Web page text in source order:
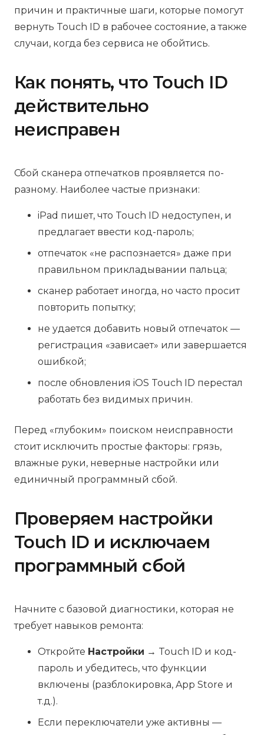
причин и практичные шаги, которые помогут
вернуть Touch ID в рабочее состояние, а также
случаи, когда без сервиса не обойтись.
Как понять, что Touch ID
действительно
неисправен
Сбой сканера отпечатков проявляется по-
разному. Наиболее частые признаки:
iPad пишет, что Touch ID недоступен, и
предлагает ввести код-пароль;
отпечаток «не распознается» даже при
правильном прикладывании пальца;
сканер работает иногда, но часто просит
повторить попытку;
не удается добавить новый отпечаток —
регистрация «зависает» или завершается
ошибкой;
после обновления iOS Touch ID перестал
работать без видимых причин.
Перед «глубоким» поиском неисправности
стоит исключить простые факторы: грязь,
влажные руки, неверные настройки или
единичный программный сбой.
Проверяем настройки
Touch ID и исключаем
программный сбой
Начните с базовой диагностики, которая не
требует навыков ремонта:
Откройте Настройки → Touch ID и код-
пароль и убедитесь, что функции
включены (разблокировка, App Store и
т.д.).
Если переключатели уже активны —